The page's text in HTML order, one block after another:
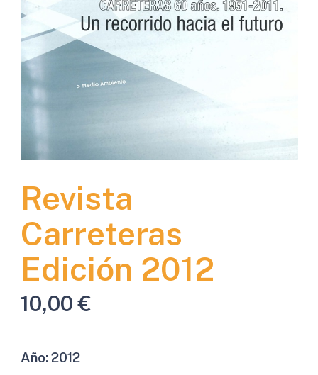
Revista
Carreteras
Edición 2012
10,00€
Año:2012